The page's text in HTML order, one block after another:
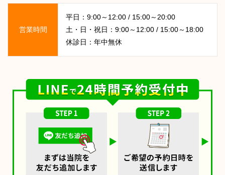
営業時間
平日：9:00～12:00 / 15:00～20:00
土・日・祝日：9:00～12:00 / 15:00～18:00
休診日：年中無休